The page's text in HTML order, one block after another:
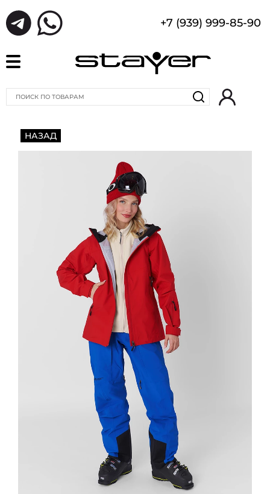
+7 (939) 999-85-90
НАЗАД